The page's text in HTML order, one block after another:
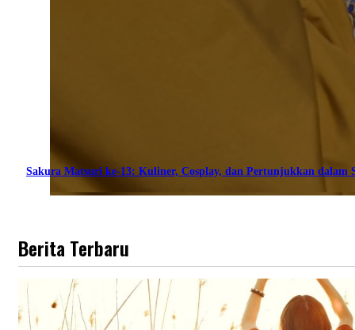
Sakura Matsuri ke-13: Kuliner, Cosplay, dan Pertunjukkan dalam
Berita Terbaru